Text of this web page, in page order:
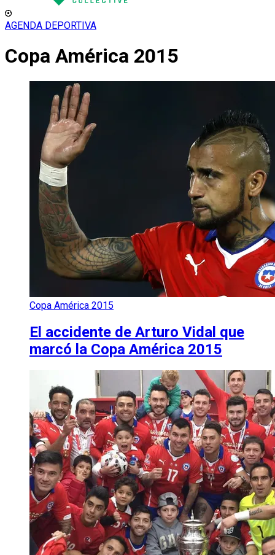
AGENDA DEPORTIVA
Copa América 2015
Copa América 2015
El accidente de Arturo Vidal que
marcó la Copa América 2015